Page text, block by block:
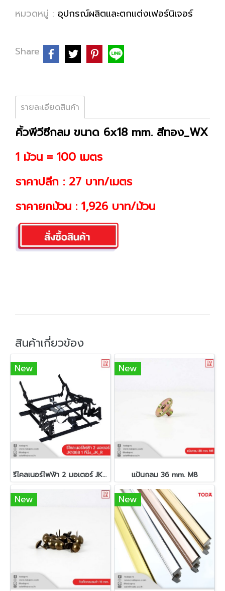
หมวดหมู่ : อุปกรณ์ผลิตและตกแต่งเฟอร์นิเจอร์
Share
รายละเอียดสินค้า
คิ้วพีวีซีกลม ขนาด 6x18 mm. สีทอง_WX
1 ม้วน = 100 เมตร
ราคาปลีก : 27 บาท/เมตร
ราคายกม้วน : 1,926 บาท/ม้วน
สินค้าเกี่ยวข้อง
New
รีไคลเนอร์ไฟฟ้า 2 มอเตอร์ JK1088 1 ที่นั่ง_JK_R
New
แป้นกลม 36 mm. M8
New New